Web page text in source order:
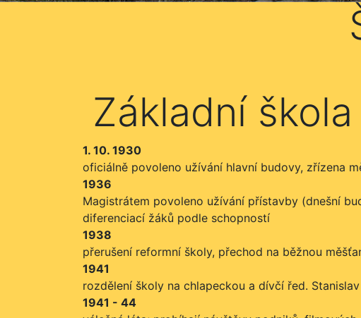
Základní
1. 10. 1930
oficiálně povoleno užívání hlavní budovy, zřízena
1936
Magistrátem povoleno užívání přístavby (dnešní
diferenciací žáků podle schopností
1938
přerušení reformní školy, přechod na běžnou
1941
rozdělení školy na chlapeckou a dívčí řed. Stanislav
1941 - 44